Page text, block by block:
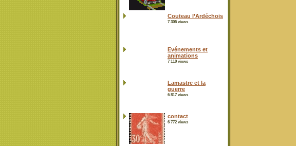
Couteau l’Ardéchois
7 305 views
Evénements et
animations
7 110 views
Lamastre et la
guerre
6 817 views
contact
6 772 views